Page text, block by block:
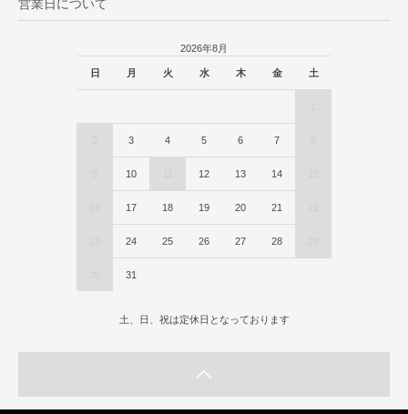
営業日について
2026年8月
日 月 火 水 木 金 土
3 4 5 6 7
10 12 13 14
17 18 19 20 21
24 25 26 27 28
31
土、日、祝は定休日となっております